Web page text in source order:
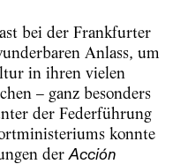
bei der Frankfurter
Anlass, um
in ihren vielen
– ganz besonders
der Federführung
konnte
der Acción